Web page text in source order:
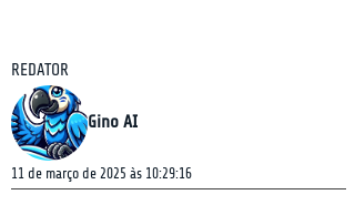
REDATOR
Gino AI
11 de março de 2025 às 10:29:16